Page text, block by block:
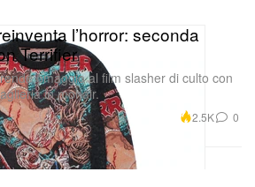
l’horror: seconda
Terrifier
omaggio al film slasher di culto con
in mohair.
2.5K 0